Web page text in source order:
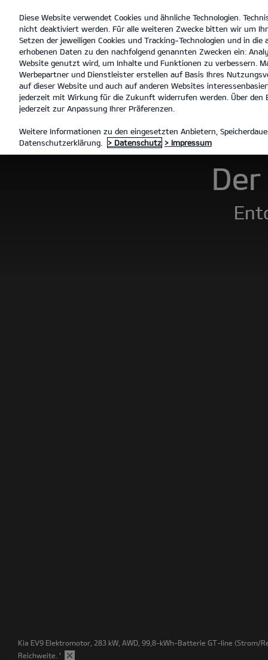
open
menu
Der Kia EV9 Galerie Technische Daten
MODELLE
Kia EV9 Elektromotor, 283 kW, AWD, 99,8-kWh-Batterie GT-line (Strom/
Reichweite. ¹
Diese Website verwendet Cookies und ähnliche Technologien.
nicht deaktiviert werden. Für alle weiteren Zwecke bitten wir um
Setzen der jeweiligen Cookies und Tracking-Technologien und in
erhobenen Daten zu den nachfolgend genannten Zwecken ein:
Website genutzt wird, um Inhalte und Funktionen zu verbessern.
Werbepartner und Dienstleister erstellen auf Basis Ihres
auf dieser Website und auch auf anderen Websites
jederzeit mit Wirkung für die Zukunft widerrufen werden. Über den
jederzeit zur Anpassung Ihrer Präferenzen.
Weitere Informationen zu den eingesetzten Anbietern,
Datenschutzerklärung.
> Datenschutz > Impressum